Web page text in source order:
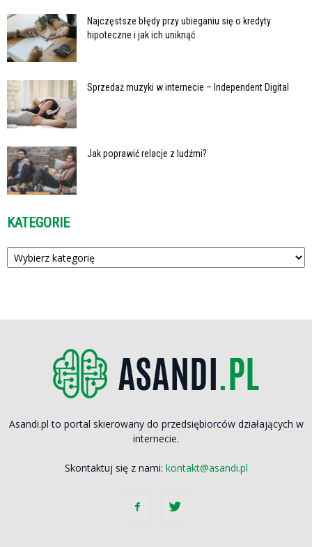
Najczęstsze błędy przy ubieganiu się o kredyty
hipoteczne i jak ich uniknąć
Sprzedaż muzyki w internecie – Independent Digital
Jak poprawić relacje z ludźmi?
KATEGORIE
Kategorie
Asandi.pl to portal skierowany do przedsiębiorców działających w
internecie.
Skontaktuj się z nami: kontakt@asandi.pl